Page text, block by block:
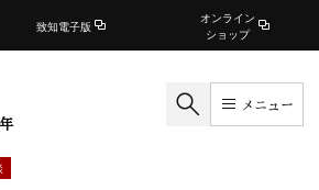
致知電子版
オンライン
ショップ
メニュー